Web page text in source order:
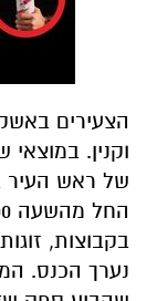
הצעירים
וקנין.
של ראש העיר
בקבוצות,
נערך הכנס.